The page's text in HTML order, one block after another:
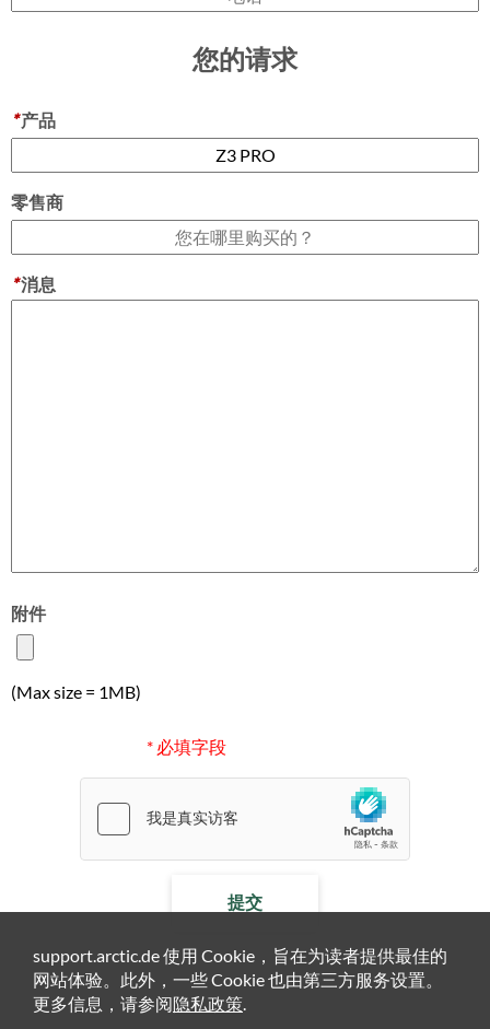
您的请求
*产品
零售商
*消息
附件
(Max size = 1MB)
* 必填字段
提交
support.arctic.de 使用 Cookie，旨在为读者提供最佳的
网站体验。此外，一些 Cookie 也由第三方服务设置。
更多信息，请参阅隐私政策.